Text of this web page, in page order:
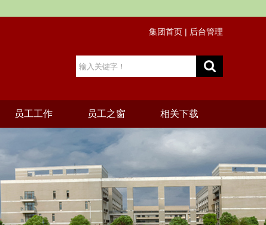
集团首页 | 后台管理
员工工作 员工之窗 相关下载